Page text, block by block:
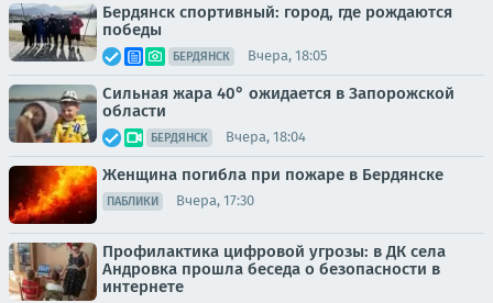
Бердянск спортивный: город, где рождаются
победы
БЕРДЯНСК Вчера, 18:05
Сильная жара 40° ожидается в Запорожской
области
БЕРДЯНСК Вчера, 18:04
Женщина погибла при пожаре в Бердянске
ПАБЛИКИ Вчера, 17:30
Профилактика цифровой угрозы: в ДК села
Андровка прошла беседа о безопасности в
интернете